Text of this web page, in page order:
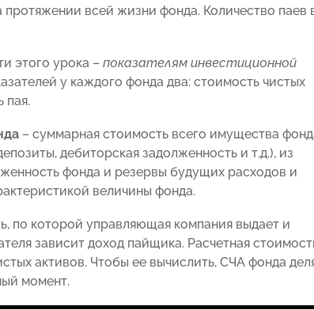
всей жизни фонда. Количество паев
этого урока – показателям инвестиционной
у каждого фонда два: стоимость чистых
пая.
– суммарная стоимость всего имущества
дебиторская задолженность и т.д.), из
фонда и резервы будущих расходов и
величины фонда.
по которой управляющая компания выдает и
зависит доход пайщика. Расчетная
активов. Чтобы ее вычислить, СЧА фонда
момент.